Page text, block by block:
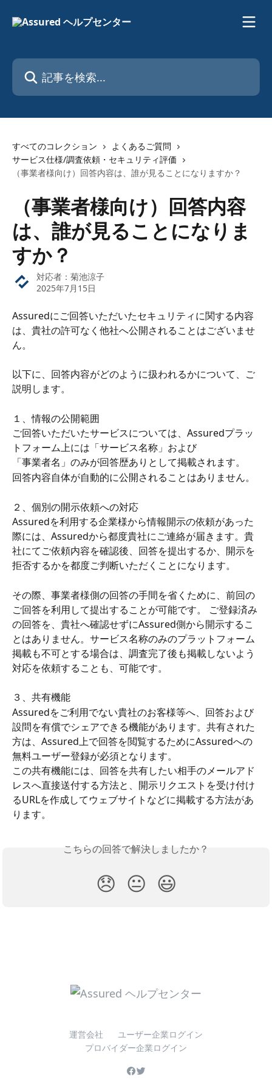
記事を検索...
すべてのコレクション
よくあるご質問
サービス仕様/調査依頼・セキュリティ評価
（事業者様向け）回答内容は、誰が見ることになりますか？
（事業者様向け）回答内容
は、誰が見ることになりま
すか？
対応者： 菊池涼子
2025年7月15日
Assuredにご回答いただいたセキュリティに関する内容
は、貴社の許可なく他社へ公開されることはございませ
ん。
以下に、回答内容がどのように扱われるかについて、ご
説明します。
１、情報の公開範囲
ご回答いただいたサービスについては、Assuredプラッ
トフォーム上には「サービス名称」および
「事業者名」のみが回答歴ありとして掲載されます。
回答内容自体が自動的に公開されることはありません。
２、個別の開示依頼への対応
Assuredを利用する企業様から情報開示の依頼があった
際には、Assuredから都度貴社にご連絡が届きます。貴
社にてご依頼内容を確認後、回答を提出するか、開示を
拒否するかを都度ご判断いただくことになります。
その際、事業者様側の回答の手間を省くために、前回の
ご回答を利用して提出することが可能です。 ご登録済み
の回答を、貴社へ確認せずにAssured側から開示するこ
とはありません。サービス名称のみのプラットフォーム
掲載も不可とする場合は、調査完了後も掲載しないよう
対応を依頼することも、可能です。
３、共有機能
Assuredをご利用でない貴社のお客様等へ、回答および
設問を有償でシェアできる機能があります。共有された
方は、Assured上で回答を閲覧するためにAssuredへの
無料ユーザー登録が必須となります。
この共有機能には、回答を共有したい相手のメールアド
レスへ直接送付する方法と、開示リクエストを受け付け
るURLを作成してウェブサイトなどに掲載する方法があ
ります。
こちらの回答で解決しましたか？
😞 😐 😃
運営会社
ユーザー企業ログイン
プロバイダー企業ログイン